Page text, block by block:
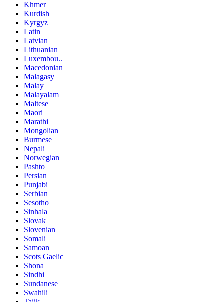
Khmer
Kurdish
Kyrgyz
Latin
Latvian
Lithuanian
Luxembou..
Macedonian
Malagasy
Malay
Malayalam
Maltese
Maori
Marathi
Mongolian
Burmese
Nepali
Norwegian
Pashto
Persian
Punjabi
Serbian
Sesotho
Sinhala
Slovak
Slovenian
Somali
Samoan
Scots Gaelic
Shona
Sindhi
Sundanese
Swahili